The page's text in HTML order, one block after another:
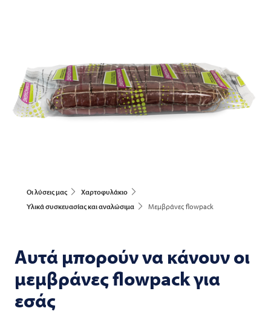
Οι λύσεις μας
Χαρτοφυλάκιο
Υλικά συσκευασίας και αναλώσιμα
Μεμβράνες flowpack
Αυτά μπορούν να κάνουν οι
μεμβράνες flowpack για
εσάς